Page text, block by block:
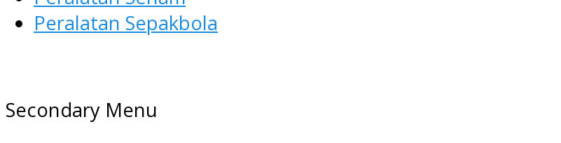
Peralatan Sepakbola
AGEN ALAT OLAHRAGA
Menyediakan Alat Olahraga Terlengkap di Indonesia
Secondary Menu